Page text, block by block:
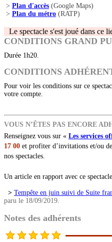
> Plan d'accès (Google Maps)
> Plan du métro (RATP)
Le spectacle s'est joué dans ce
CONDITIONS GRAND
Durée 1h20.
CONDITIONS
Pour voir les conditions sur ce
votre compte.
VOUS N’ÊTES PAS ENCORE
Renseignez vous sur « Les services
17 00 et profiter d’invitations et/ou
nos spectacles.
Un article en rapport avec ce
> Tempête en juin suivi de Suite
paru le 18/09/2019.
Notes des adhérents